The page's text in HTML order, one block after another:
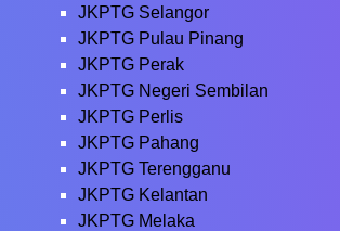
JKPTG Selangor
JKPTG Pulau Pinang
JKPTG Perak
JKPTG Negeri Sembilan
JKPTG Perlis
JKPTG Pahang
JKPTG Terengganu
JKPTG Kelantan
JKPTG Melaka